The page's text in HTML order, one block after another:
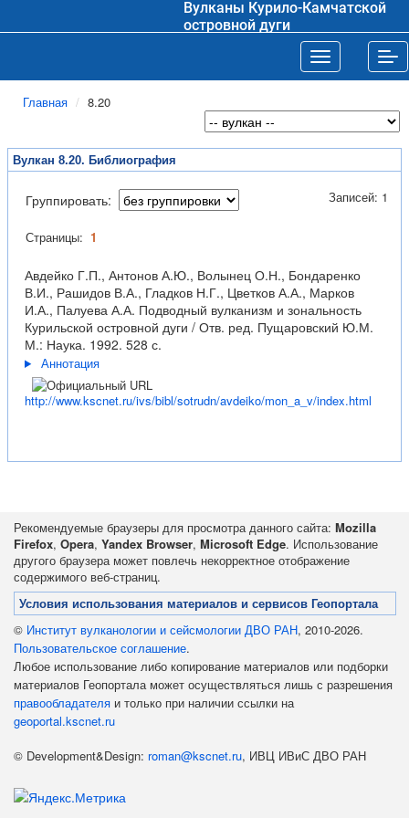
Вулканы Курило-Камчатской
островной дуги
Toggle
Главная 8.20
Вулкан 8.20. Библиография
Группировать: Записей: 1
Страницы: 1
Авдейко Г.П., Антонов А.Ю., Волынец О.Н., Бондаренко
В.И., Рашидов В.А., Гладков Н.Г., Цветков А.А., Марков
И.А., Палуева А.А. Подводный вулканизм и зональность
Курильской островной дуги / Отв. ред. Пущаровский Ю.М.
М.: Наука. 1992. 528 с.
Аннотация
http://www.kscnet.ru/ivs/bibl/sotrudn/avdeiko/mon_a_v/index.html
Рекомендуемые браузеры для просмотра данного сайта: Mozilla
Firefox, Opera, Yandex Browser, Microsoft Edge. Использование
другого браузера может повлечь некорректное отображение
содержимого веб-страниц.
Условия использования материалов и сервисов Геопортала
© Институт вулканологии и сейсмологии ДВО РАН, 2010-2026.
Пользовательское соглашение.
Любое использование либо копирование материалов или подборки
материалов Геопортала может осуществляться лишь с разрешения
правообладателя и только при наличии ссылки на
geoportal.kscnet.ru
© Development&Design: roman@kscnet.ru, ИВЦ ИВиС ДВО РАН